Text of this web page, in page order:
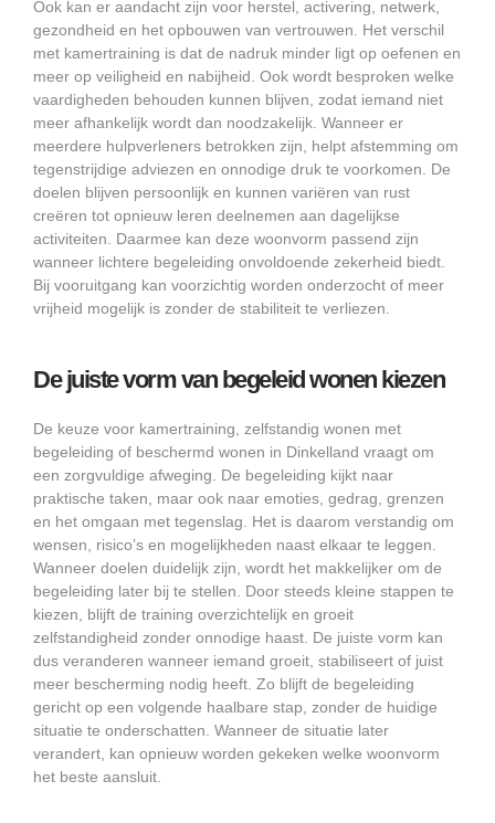
Ook kan er aandacht zijn voor herstel, activering, netwerk,
gezondheid en het opbouwen van vertrouwen. Het verschil
met kamertraining is dat de nadruk minder ligt op oefenen en
meer op veiligheid en nabijheid. Ook wordt besproken welke
vaardigheden behouden kunnen blijven, zodat iemand niet
meer afhankelijk wordt dan noodzakelijk. Wanneer er
meerdere hulpverleners betrokken zijn, helpt afstemming om
tegenstrijdige adviezen en onnodige druk te voorkomen. De
doelen blijven persoonlijk en kunnen variëren van rust
creëren tot opnieuw leren deelnemen aan dagelijkse
activiteiten. Daarmee kan deze woonvorm passend zijn
wanneer lichtere begeleiding onvoldoende zekerheid biedt.
Bij vooruitgang kan voorzichtig worden onderzocht of meer
vrijheid mogelijk is zonder de stabiliteit te verliezen.
De juiste vorm van begeleid wonen kiezen
De keuze voor kamertraining, zelfstandig wonen met
begeleiding of beschermd wonen in Dinkelland vraagt om
een zorgvuldige afweging. De begeleiding kijkt naar
praktische taken, maar ook naar emoties, gedrag, grenzen
en het omgaan met tegenslag. Het is daarom verstandig om
wensen, risico’s en mogelijkheden naast elkaar te leggen.
Wanneer doelen duidelijk zijn, wordt het makkelijker om de
begeleiding later bij te stellen. Door steeds kleine stappen te
kiezen, blijft de training overzichtelijk en groeit
zelfstandigheid zonder onnodige haast. De juiste vorm kan
dus veranderen wanneer iemand groeit, stabiliseert of juist
meer bescherming nodig heeft. Zo blijft de begeleiding
gericht op een volgende haalbare stap, zonder de huidige
situatie te onderschatten. Wanneer de situatie later
verandert, kan opnieuw worden gekeken welke woonvorm
het beste aansluit.